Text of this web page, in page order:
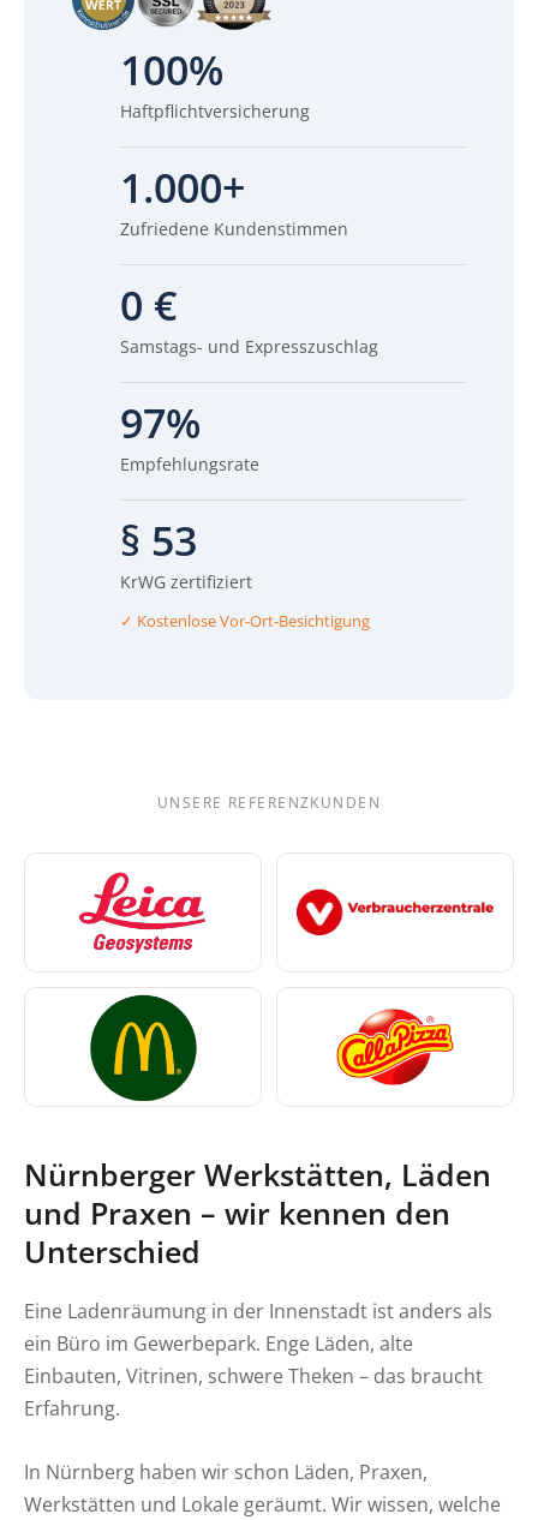
100%
Haftpflichtversicherung
1.000+
Zufriedene Kundenstimmen
0 €
Samstags- und Expresszuschlag
97%
Empfehlungsrate
§ 53
KrWG zertifiziert
✓ Kostenlose Vor-Ort-Besichtigung
UNSERE REFERENZKUNDEN
Nürnberger Werkstätten, Läden
und Praxen – wir kennen den
Unterschied
Eine Ladenräumung in der Innenstadt ist anders als
ein Büro im Gewerbepark. Enge Läden, alte
Einbauten, Vitrinen, schwere Theken – das braucht
Erfahrung.
In Nürnberg haben wir schon Läden, Praxen,
Werkstätten und Lokale geräumt. Wir wissen, welche